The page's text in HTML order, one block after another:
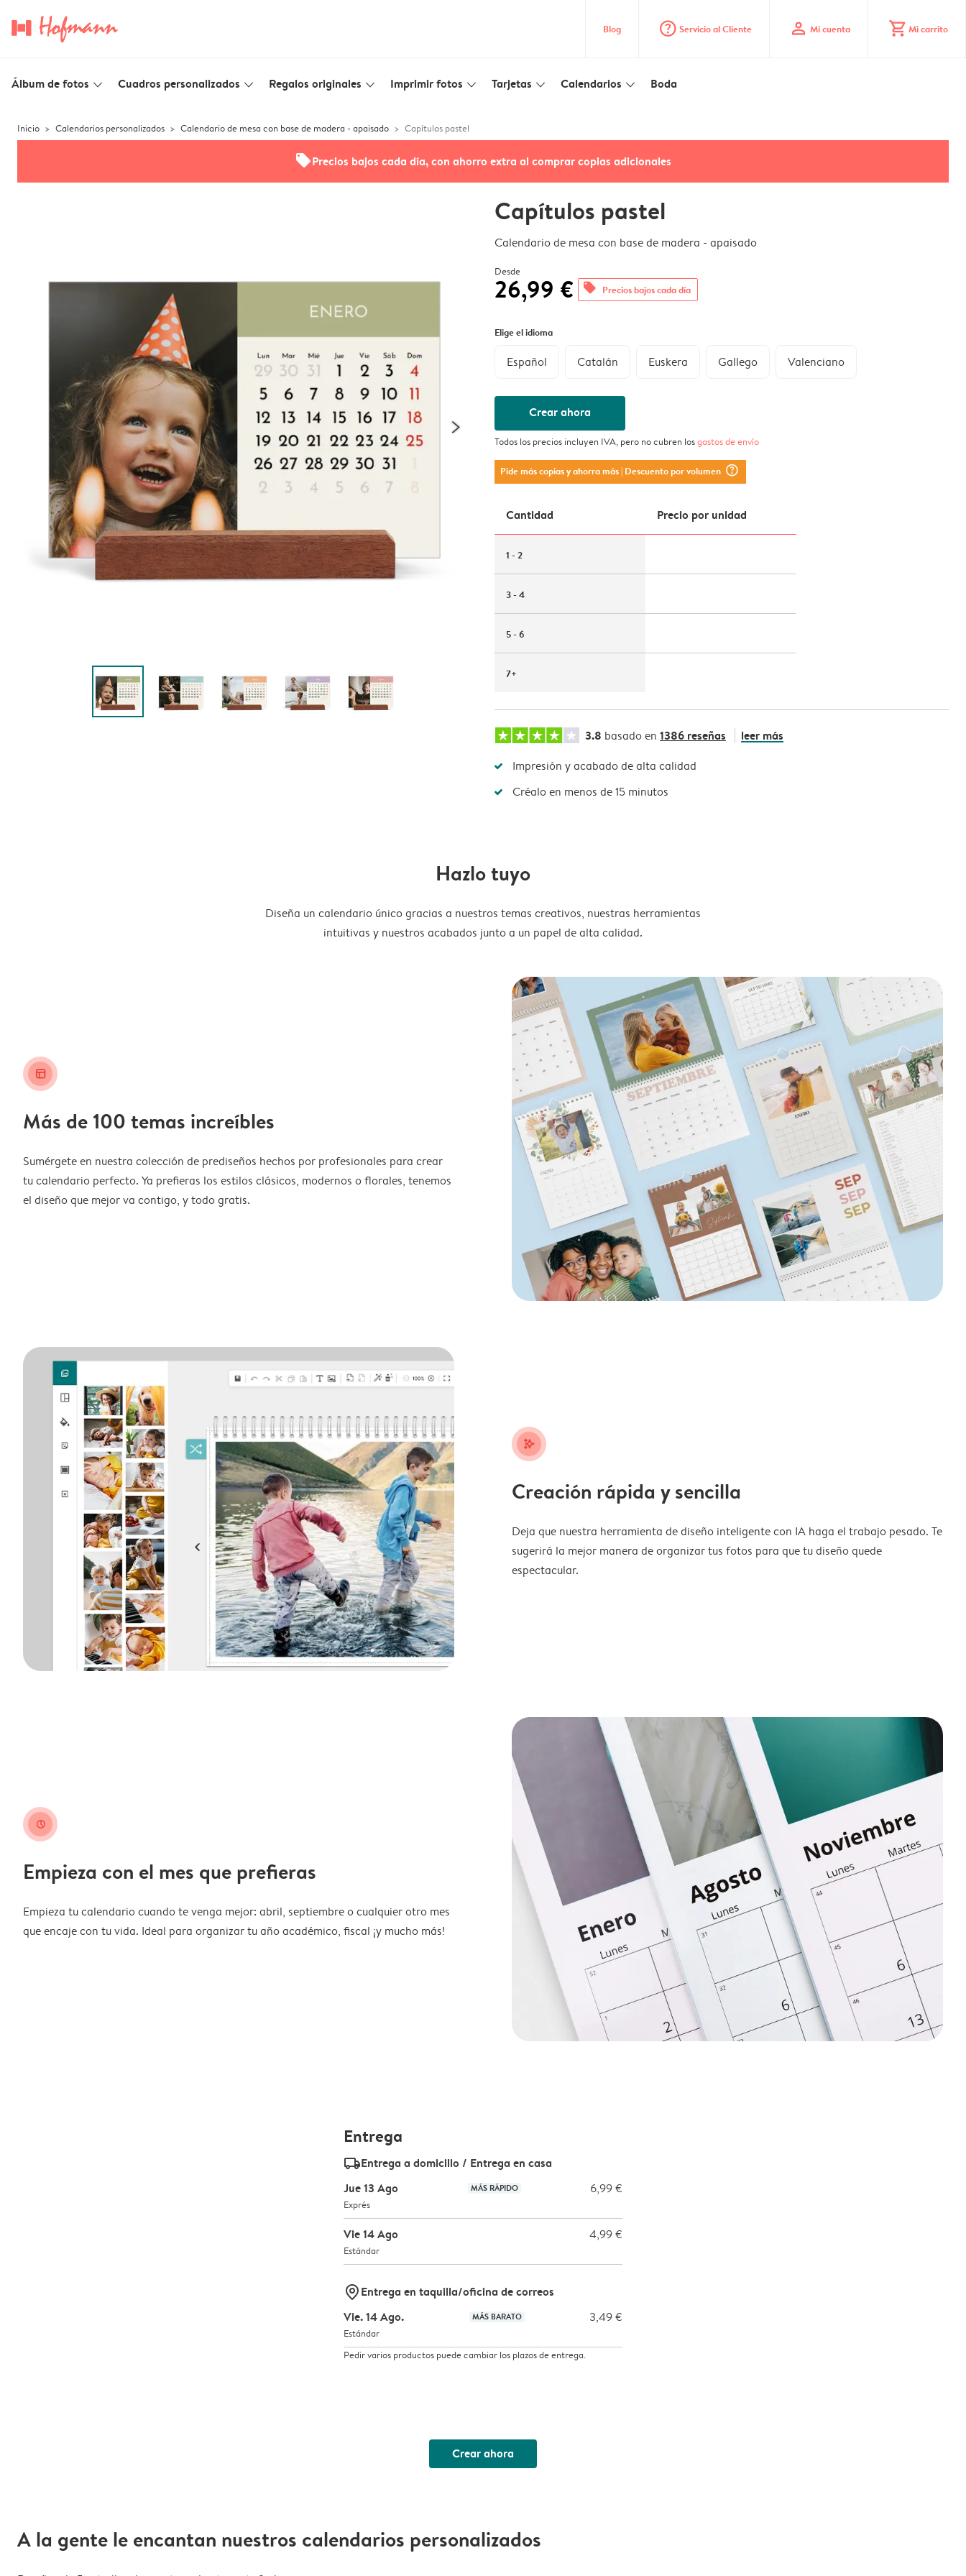
Blog question_mark_circle Servicio al Cliente profile Mi cuenta shopping_cart Mi carrito
Álbum de fotos slim_arrow_down Cuadros personalizados slim_arrow_down Regalos originales slim_arrow_down Imprimir fotos slim_arrow_down Tarjetas slim_arrow_down Calendarios slim_arrow_down Boda
Inicio Calendarios personalizados Calendario de mesa con base de madera - apaisado Capítulos pastel
offersPrecios bajos cada día, con ahorro extra al comprar copias adicionales
Capítulos pastel
Calendario de mesa con base de madera - apaisado
Desde
26,99 € offers Precios bajos cada día
Elige el idioma
Español Catalán Euskera Gallego Valenciano
Crear ahora
Todos los precios incluyen IVA, pero no cubren losgastos de envío
Pide más copias y ahorra más| Descuento por volumen question_mark_circle
Cantidad Precio por unidad
1 - 2
3 - 4
5 - 6
7+
3.8 basado en 1386 reseñas leer más
Impresión y acabado de alta calidad
Créalo en menos de 15 minutos
Hazlo tuyo
Diseña un calendario único gracias a nuestros temas creativos, nuestras herramientas
intuitivas y nuestros acabados junto a un papel de alta calidad.
layout_alt
Más de 100 temas increíbles
Sumérgete en nuestra colección de prediseños hechos por profesionales para crear
tu calendario perfecto. Ya prefieras los estilos clásicos, modernos o florales, tenemos
el diseño que mejor va contigo, y todo gratis.
stars_plus
Creación rápida y sencilla
Deja que nuestra herramienta de diseño inteligente con IA haga el trabajo pesado. Te
sugerirá la mejor manera de organizar tus fotos para que tu diseño quede
espectacular.
clock
Empieza con el mes que prefieras
Empieza tu calendario cuando te venga mejor: abril, septiembre o cualquier otro mes
que encaje con tu vida. Ideal para organizar tu año académico, fiscal ¡y mucho más!
Entrega
delivery_standard_v2Entrega a domicilio / Entrega en casa
Jue 13 Ago
MÁS RÁPIDO 6,99 €
Exprés
Vie 14 Ago 4,99 €
Estándar
marker-pinEntrega en taquilla/oficina de correos
Vie. 14 Ago.
MÁS BARATO 3,49 €
Estándar
Pedir varios productos puede cambiar los plazos de entrega.
Crear ahora
A la gente le encantan nuestros calendarios personalizados